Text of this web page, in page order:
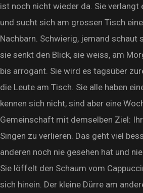
ist noch nicht wieder da. Sie
und sucht sich am grossen Tisch
Nachbarn. Schwierig, jemand schaut
sie senkt den Blick, sie weiss, am
bis arrogant. Sie wird es tagsüber
die Leute am Tisch. Sie alle haben
kennen sich nicht, sind aber eine
Gemeinschaft mit demselben Ziel:
Singen zu verlieren. Das geht viel
anderen noch nie gesehen hat und
Sie löffelt den Schaum vom
sich hinein. Der kleine Dürre am